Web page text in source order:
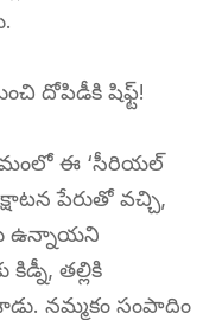
దోపిడీకి షిఫ్ట్!
ఈ ‘సీరియల్
పేరుతో వచ్చి,
ఉన్నాయని
తల్లికి
నమ్మకం సంపాదిం